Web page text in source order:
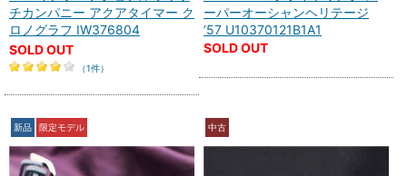
チカンパニー アクアタイマー ク
ロノグラフ IW376804
SOLD OUT
（1件）
ーパーオーシャンヘリテージ
’57 U10370121B1A1
SOLD OUT
新品 限定モデル 中古